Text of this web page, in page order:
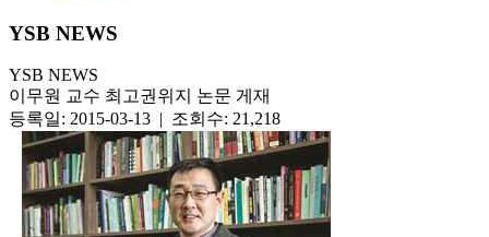
YSB NEWS
YSB NEWS
이무원 교수 최고권위지 논문 게재
등록일: 2015-03-13 | 조회수: 21,218